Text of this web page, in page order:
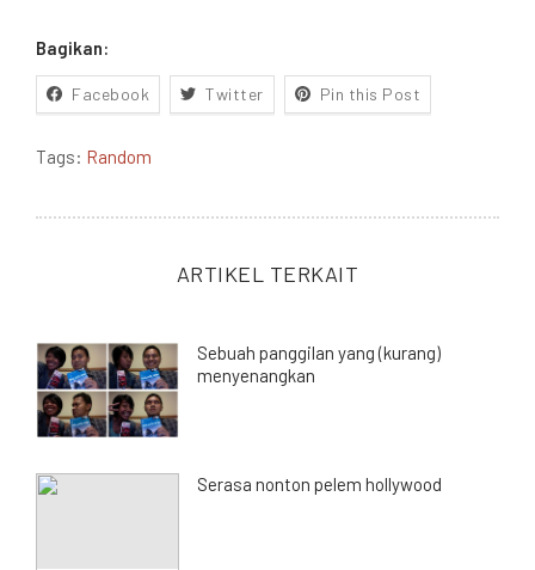
Bagikan:
Facebook Twitter Pin this Post
Tags: Random
ARTIKEL TERKAIT
Sebuah panggilan yang (kurang)
menyenangkan
Serasa nonton pelem hollywood